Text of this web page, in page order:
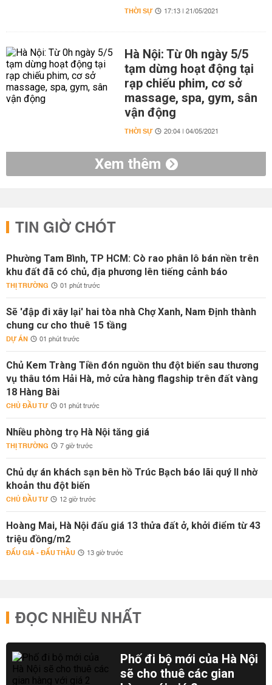
THỜI SỰ 17:13 | 21/05/2021
Hà Nội: Từ 0h ngày 5/5
tạm dừng hoạt động tại
rạp chiếu phim, cơ sở
massage, spa, gym, sân
vận động
THỜI SỰ 20:04 | 04/05/2021
Xem thêm
TIN GIỜ CHÓT
Phường Tam Bình, TP HCM: Cò rao phân lô bán nền trên
khu đất đã có chủ, địa phương lên tiếng cảnh báo
THỊ TRƯỜNG 01 phút trước
Sẽ 'đập đi xây lại' hai tòa nhà Chợ Xanh, Nam Định thành
chung cư cho thuê 15 tầng
DỰ ÁN 01 phút trước
Chủ Kem Tràng Tiền đón nguồn thu đột biến sau thương
vụ thâu tóm Hải Hà, mở cửa hàng flagship trên đất vàng
18 Hàng Bài
CHỦ ĐẦU TƯ 01 phút trước
Nhiều phòng trọ Hà Nội tăng giá
THỊ TRƯỜNG 7 giờ trước
Chủ dự án khách sạn bên hồ Trúc Bạch báo lãi quý II nhờ
khoản thu đột biến
CHỦ ĐẦU TƯ 12 giờ trước
Hoàng Mai, Hà Nội đấu giá 13 thửa đất ở, khởi điểm từ 43
triệu đồng/m2
ĐẤU GIÁ - ĐẤU THẦU 13 giờ trước
ĐỌC NHIỀU NHẤT
Phố đi bộ mới của Hà Nội
sẽ cho thuê các gian